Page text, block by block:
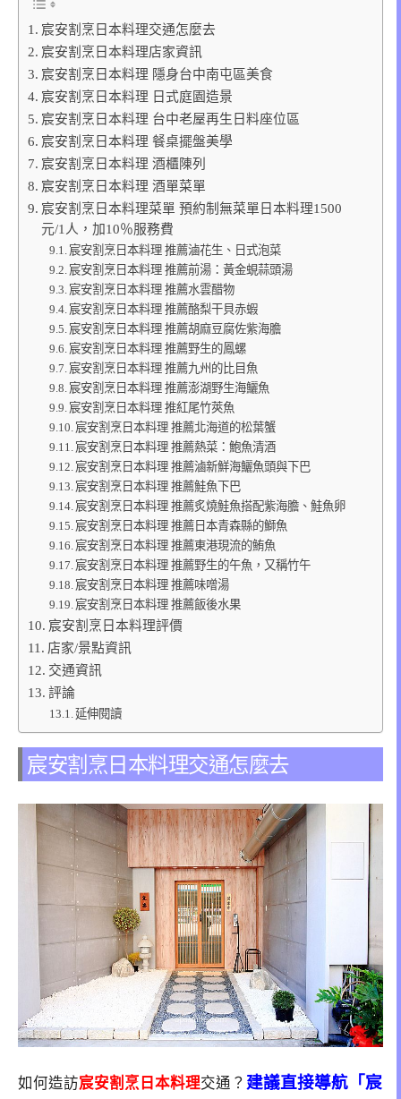
宸安割烹日本料理交通怎麼去
宸安割烹日本料理店家資訊
宸安割烹日本料理 隱身台中南屯區美食
宸安割烹日本料理 日式庭園造景
宸安割烹日本料理 台中老屋再生日料座位區
宸安割烹日本料理 餐桌擺盤美學
宸安割烹日本料理 酒櫃陳列
宸安割烹日本料理 酒單菜單
宸安割烹日本料理菜單 預約制無菜單日本料理1500
元/1人，加10％服務費
宸安割烹日本料理 推薦滷花生、日式泡菜
宸安割烹日本料理 推薦前湯：黃金蜆蒜頭湯
宸安割烹日本料理 推薦水雲醋物
宸安割烹日本料理 推薦酪梨干貝赤蝦
宸安割烹日本料理 推薦胡麻豆腐佐紫海膽
宸安割烹日本料理 推薦野生的鳳螺
宸安割烹日本料理 推薦九州的比目魚
宸安割烹日本料理 推薦澎湖野生海鱺魚
宸安割烹日本料理 推紅尾竹莢魚
宸安割烹日本料理 推薦北海道的松葉蟹
宸安割烹日本料理 推薦熱菜：鮑魚清酒
宸安割烹日本料理 推薦滷新鮮海鱺魚頭與下巴
宸安割烹日本料理 推薦鮭魚下巴
宸安割烹日本料理 推薦炙燒鮭魚搭配紫海膽、鮭魚卵
宸安割烹日本料理 推薦日本青森縣的鰤魚
宸安割烹日本料理 推薦東港現流的鮪魚
宸安割烹日本料理 推薦野生的午魚，又稱竹午
宸安割烹日本料理 推薦味噌湯
宸安割烹日本料理 推薦飯後水果
宸安割烹日本料理評價
店家/景點資訊
交通資訊
評論
延伸閱讀
宸安割烹日本料理交通怎麼去
如何造訪宸安割烹日本料理交通？ 建議直接導航「宸